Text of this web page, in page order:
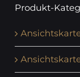
Produkt-